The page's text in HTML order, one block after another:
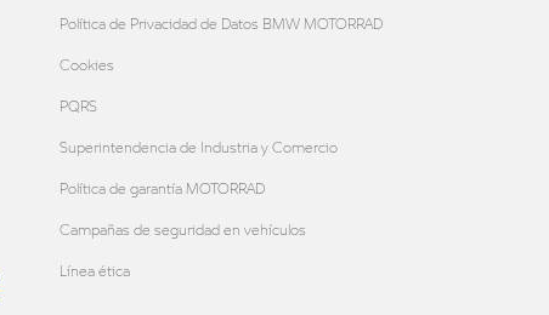
Política de Privacidad de Datos BMW MOTORRAD
Cookies
PQRS
Superintendencia de Industria y Comercio
Política de garantía MOTORRAD
Campañas de seguridad en vehículos
Línea ética